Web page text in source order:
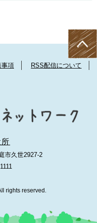
事項
RSS配信について
市久世2927-2
rights reserved.